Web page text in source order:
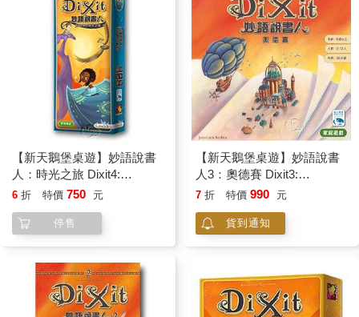
【新天鵝堡桌遊】妙語說書
人：時光之旅 Dixit4:
Journey
6 折 特價 750 元
停售
【新天鵝堡桌遊】妙語說書
人3：奧德賽 Dixit3:
Odyssey
7 折 特價 990 元
貨到通知